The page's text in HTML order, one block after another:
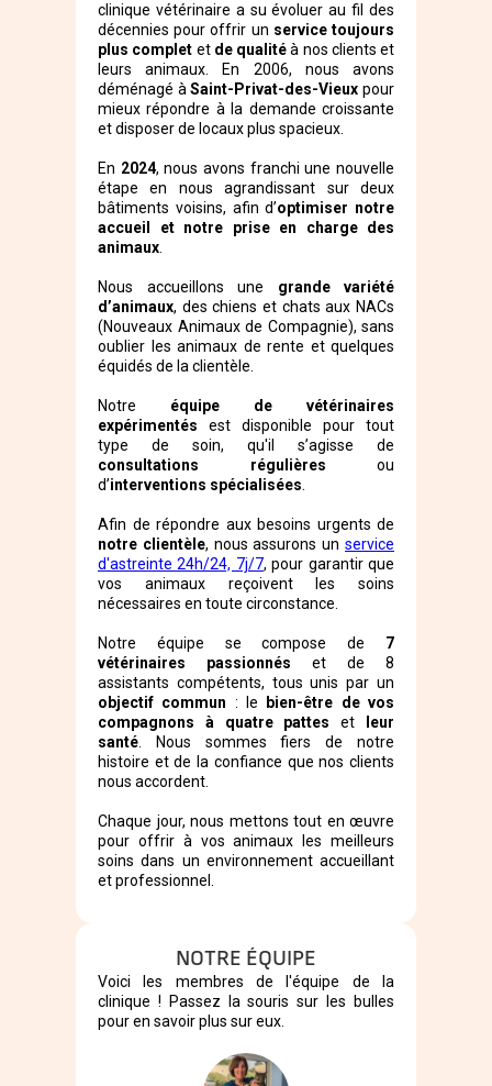
clinique vétérinaire a su évoluer au fil des
décennies pour offrir un service toujours
plus complet et de qualitéà nos clients et
leurs animaux. En 2006, nous avons
déménagé àSaint-Privat-des-Vieuxpour
mieux répondre à la demande croissante
et disposer de locaux plus spacieux.
En 2024, nous avons franchi une nouvelle
étape en nous agrandissant sur deux
bâtiments voisins, afin d’optimiser notre
accueil et notre prise en charge des
animaux
Nous accueillons une grande variété
d’animaux, des chiens et chats aux NACs
(Nouveaux Animaux de Compagnie), sans
oublier les animaux de rente et quelques
équidés de la clientèle.
Notre équipe de vétérinaires
expérimentés est disponible pour tout
type de soin, qu'il s’agisse de
consultations régulières ou
d’interventions spécialisées
Afin de répondre aux besoins urgents de
notre clientèle, nous assurons unservice
d'astreinte 24h/24, 7j/7, pour garantir que
vos animaux reçoivent les soins
nécessaires en toute circonstance.
Notre équipe se compose de 7
vétérinaires passionnés et de 8
assistants compétents, tous unis par un
objectif commun : le
bien-être de vos
compagnons à quatre pattes et
leur
santé . Nous sommes fiers de notre
histoire et de la confiance que nos clients
nous accordent.
Chaque jour, nous mettons tout en œuvre
pour offrir à vos animaux les meilleurs
soins dans un environnement accueillant
et professionnel.
NOTRE ÉQUIPE
Voici les membres de l'équipe de la
clinique ! Passez la souris sur les bulles
pour en savoir plus sur eux.